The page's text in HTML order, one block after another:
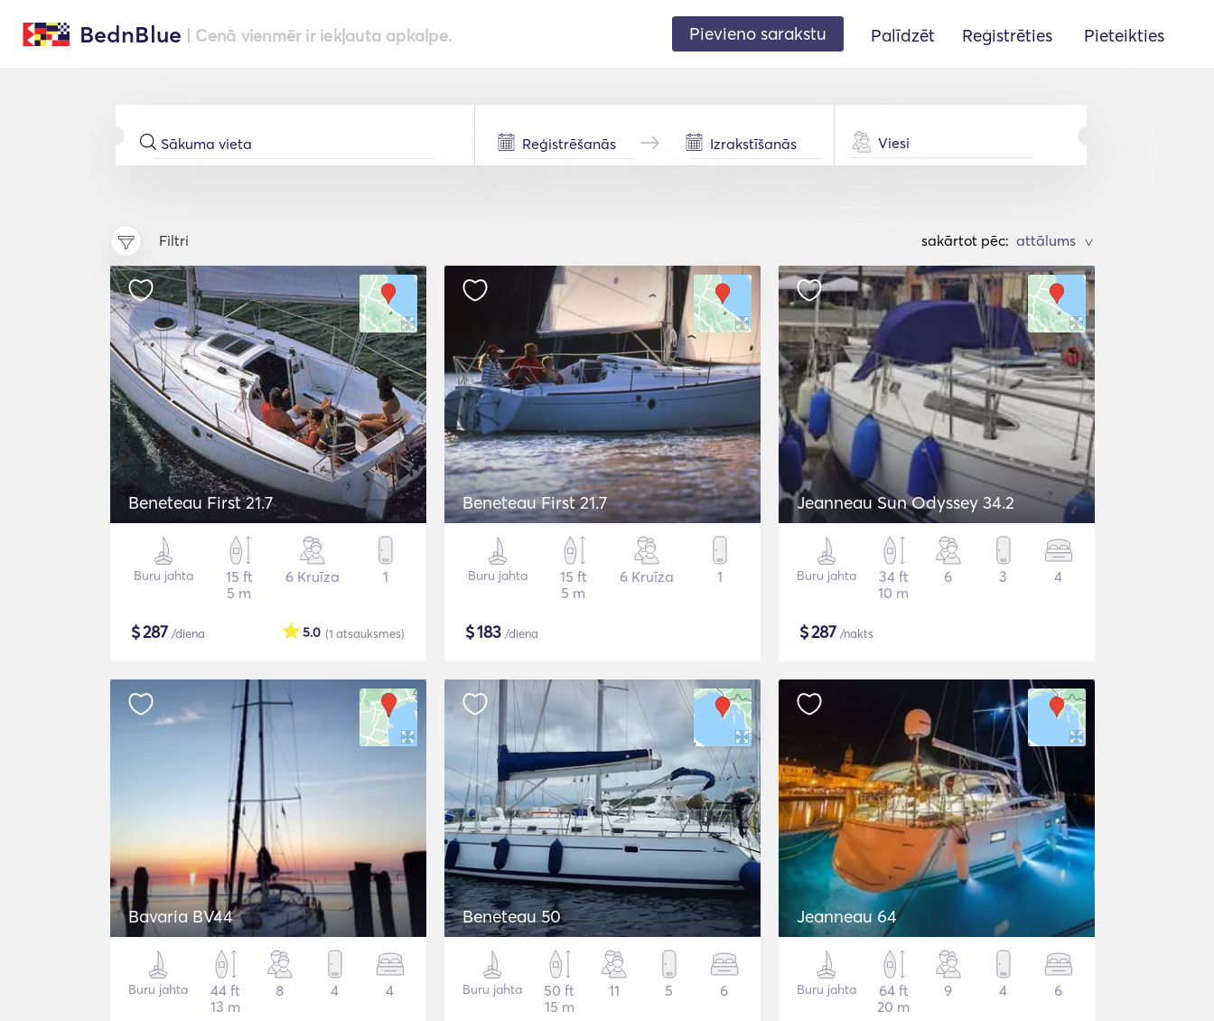
BednBlue | Cenā vienmēr ir iekļauta apkalpe. Pievieno sarakstu Palīdzēt Reģistrēties Pieteikties
Viesi
Filtri sakārtot pēc: >
Beneteau First 21.7
Buru jahta
15 ft
5 m
6 Kruīza 1
$287 /diena (1 atsauksmes)
5.0
Beneteau First 21.7
Buru jahta
15 ft
5 m
6 Kruīza 1
$183 /diena
Jeanneau Sun Odyssey 34.2
Buru jahta
34 ft
10 m
6 3 4
$287 /nakts
Bavaria BV44
Buru jahta
44 ft
13 m
8 4 4
Beneteau 50
Buru jahta
50 ft
15 m
11 5 6
Jeanneau 64
Buru jahta
64 ft
20 m
9 4 6